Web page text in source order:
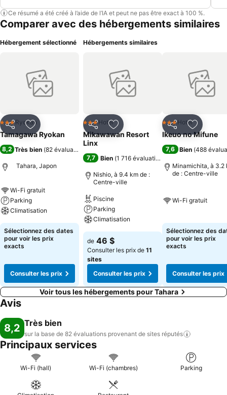
Ce résumé a été créé à l’aide de l’IA et peut ne pas être exact à 100 %.
Comparer avec des hébergements similaires
Hébergement sélectionné
PartagerAjouter à mes favoris
3 ÉtoilesRyokan
Tamagawa Ryokan
8,2 Très bien (82 évaluations
Tahara, Japon
Wi-Fi gratuit
Parking
Climatisation
Sélectionnez des dates
pour voir les prix
exacts
Consulter les prix
Hébergements similaires
PartagerAjouter à mes favoris
3 ÉtoilesHotel
Mikawawan Resort
Linx
7,7 Bien (1 716 évaluations
Nishio, à 9.4 km de :
Centre-ville
Piscine
Parking
Climatisation
de 46 $
Consulter les prix de 11
sites
Consulter les prix
PartagerAjouter
3 ÉtoilesHotel
Ikeuo no Mifune
7,6 Bien (488
Minamichita, à 3.2
de : Centre-ville
Wi-Fi gratuit
Sélectionnez des
pour voir les prix
exacts
Consulter les prix
Voir tous les hébergements pour Tahara
Avis
8,2 Très bien
sur la base de 82 évaluations provenant de sites réputés
Principaux services
Wi-Fi (hall) Wi-Fi (chambres) Parking